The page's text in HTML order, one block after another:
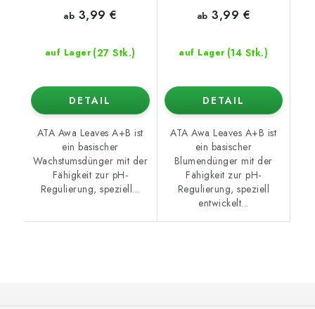
auf Lager (27 Stk.)
ab 3,99 €
DETAIL
ATA Awa Leaves A+B ist
ein basischer
Wachstumsdünger mit der
Fähigkeit zur pH-
Regulierung, speziell...
auf Lager (14 Stk.)
ab 3,99 €
DETAIL
ATA Awa Leaves A+B ist
ein basischer
Blumendünger mit der
Fähigkeit zur pH-
Regulierung, speziell
entwickelt...